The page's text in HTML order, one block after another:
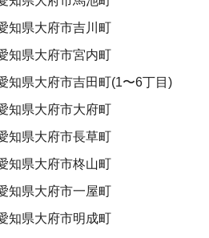
知県大府市吉川町
知県大府市宮内町
知県大府市吉田町(1〜6丁目)
知県大府市大府町
知県大府市長草町
知県大府市柊山町
知県大府市一屋町
知県大府市明成町